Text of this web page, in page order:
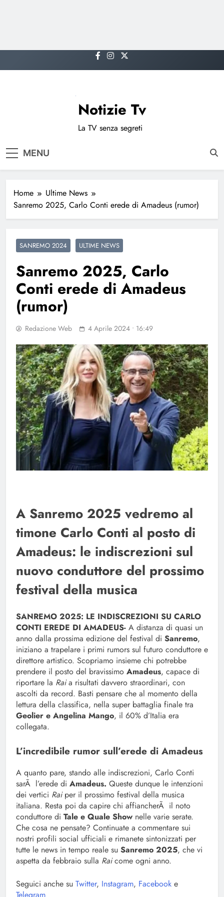
to
Notizie Tv
La TV senza segreti
MENU
Home
Ultime News
Sanremo 2025, Carlo Conti erede di Amadeus (rumor)
SANREMO 2024 ULTIME NEWS
Sanremo 2025, Carlo
Conti erede di Amadeus
(rumor)
Redazione Web 4 Aprile 2024 • 16:49
A Sanremo 2025 vedremo al
timone Carlo Conti al posto di
Amadeus: le indiscrezioni sul
nuovo conduttore del prossimo
festival della musica
SANREMO 2025: LE INDISCREZIONI SU CARLO
CONTI EREDE DI AMADEUS- A distanza di quasi un
anno dalla prossima edizione del festival di Sanremo,
iniziano a trapelare i primi rumors sul futuro conduttore e
direttore artistico. Scopriamo insieme chi potrebbe
prendere il posto del bravissimo Amadeus, capace di
riportare la Raia risultati davvero straordinari, con
ascolti da record. Basti pensare che al momento della
lettura della classifica, nella super battaglia finale tra
Geolier e Angelina Mango, il 60% d’Italia era
collegata.
L’incredibile rumor sull’erede di Amadeus
A quanto pare, stando alle indiscrezioni, Carlo Conti
sarÃ l’erede di Amadeus. Queste dunque le intenzioni
dei vertici Raiper il prossimo festival della musica
italiana. Resta poi da capire chi affiancherÃ il noto
conduttore di Tale e Quale Show nelle varie serate.
Che cosa ne pensate? Continuate a commentare sui
nostri profili social ufficiali e rimanete sintonizzati per
tutte le news in tempo reale su Sanremo 2025, che vi
aspetta da febbraio sulla Raicome ogni anno.
Seguici anche su Twitter, Instagram, Facebook e